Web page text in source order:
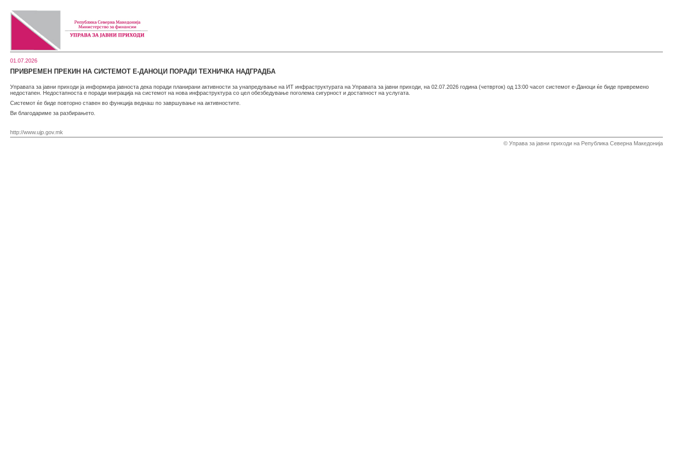
01.07.2026
ПРИВРЕМЕН ПРЕКИН НА СИСТЕМОТ Е-ДАНОЦИ ПОРАДИ ТЕХНИЧКА НАДГРАДБА
Управата за јавни приходи ја информира јавноста дека поради планирани активности за унапредување на ИТ инфраструктурата на Управата за јавни приходи, на 02.07.2026 година (четврток) од 13:00 часот системот е-Даноци ќе биде привремено
недостапен. Недостапноста е поради миграција на системот на нова инфраструктура со цел обезбедување поголема сигурност и достапност на услугата.
Системот ќе биде повторно ставен во функција веднаш по завршување на активностите.
Ви благодариме за разбирањето.
http://www.ujp.gov.mk
© Управа за јавни приходи на Република Северна Македонија